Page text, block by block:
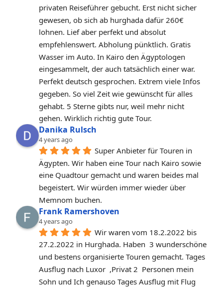
privaten Reiseführer gebucht. Erst nicht sicher
gewesen, ob sich ab hurghada dafür 260€
lohnen. Lief aber perfekt und absolut
empfehlenswert. Abholung pünktlich. Gratis
Wasser im Auto. In Kairo den Ägyptologen
eingesammelt, der auch tatsächlich einer war.
Perfekt deutsch gesprochen. Extrem viele Infos
gegeben. So viel Zeit wie gewünscht für alles
gehabt. 5 Sterne gibts nur, weil mehr nicht
gehen. Wirklich richtig gute Tour.
Danika Rulsch
4 years ago
Super Anbieter für Touren in
Ägypten. Wir haben eine Tour nach Kairo sowie
eine Quadtour gemacht und waren beides mal
begeistert. Wir würden immer wieder über
Memnom buchen.
Frank Ramershoven
4 years ago
Wir waren vom 18.2.2022 bis
27.2.2022 in Hurghada. Haben  3 wunderschöne
und bestens organisierte Touren gemacht. Tages
Ausflug nach Luxor  ,Privat 2  Personen mein
Sohn und Ich genauso Tages Ausflug mit Flug